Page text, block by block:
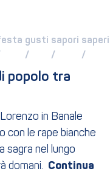
gusti
/
sapori
/
saperi
/
popolo tra
in Banale
con le rape bianche
sagra nel lungo
domani.